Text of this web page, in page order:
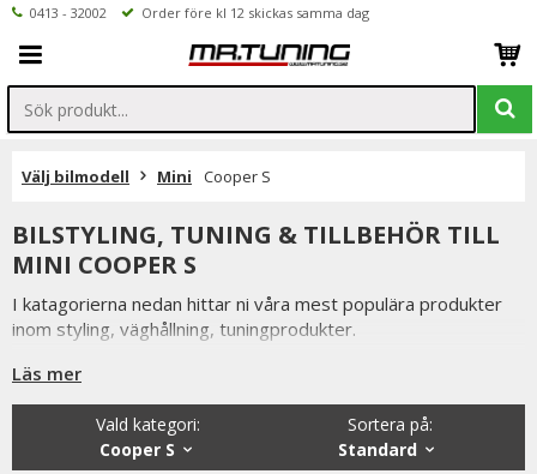
0413 - 32002 Order före kl 12 skickas samma dag
Välj bilmodell Mini Cooper S
BILSTYLING, TUNING & TILLBEHÖR TILL
MINI COOPER S
I katagorierna nedan hittar ni våra mest populära produkter
inom styling, väghållning, tuningprodukter.
Är det något som du funderar över eller inte hittar i vårt
Till Mini Cooper S.
Läs mer
Sortera på:
Standard
Vald kategori:
Cooper S